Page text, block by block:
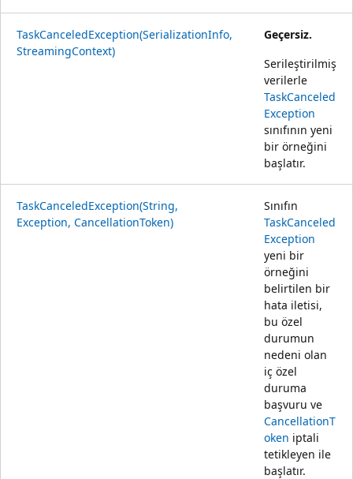
TaskCanceledException(SerializationInfo,
StreamingContext)
Geçersiz.
Serileştirilmiş
verilerle
TaskCanceled
Exception
sınıfının yeni
bir örneğini
başlatır.
TaskCanceledException(String,
Exception, CancellationToken)
Sınıfın
TaskCanceled
Exception
yeni bir
örneğini
belirtilen bir
hata iletisi,
bu özel
durumun
nedeni olan
iç özel
duruma
başvuru ve
CancellationT
oken iptali
tetikleyen ile
başlatır.